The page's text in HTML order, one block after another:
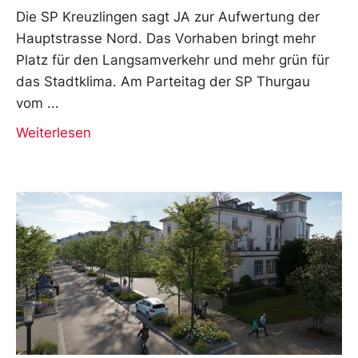
Die SP Kreuzlingen sagt JA zur Aufwertung der
Hauptstrasse Nord. Das Vorhaben bringt mehr
Platz für den Langsamverkehr und mehr grün für
das Stadtklima. Am Parteitag der SP Thurgau
vom
Weiterlesen